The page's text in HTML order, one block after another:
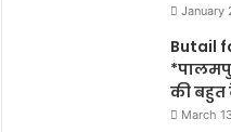
January
Butail
की बहुत
March